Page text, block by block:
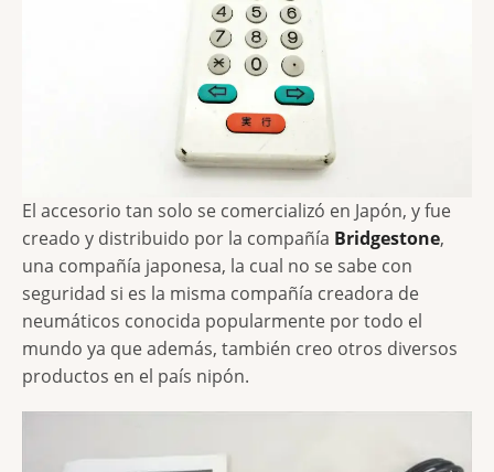
El accesorio tan solo se comercializó en Japón, y fue
creado y distribuido por la compañía Bridgestone,
una compañía japonesa, la cual no se sabe con
seguridad si es la misma compañía creadora de
neumáticos conocida popularmente por todo el
mundo ya que además, también creo otros diversos
productos en el país nipón.